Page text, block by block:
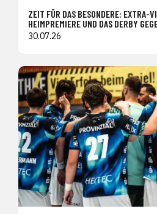
ZEIT FÜR DAS BESONDERE: EXTRA-
HEIMPREMIERE UND DAS DERBY
30.07.26